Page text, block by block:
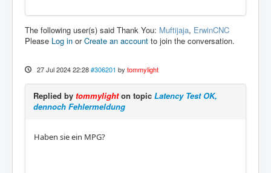
The following user(s) said Thank You: Muftijaja, ErwinCNC
Please Log in orCreate an account to join the conversation.
27 Jul 2024 22:28 #306201 by tommylight
Replied by tommylighton topic Latency Test OK,
dennoch Fehlermeldung
Haben sie ein MPG?